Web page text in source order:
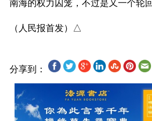
南海的权力囚笼，不过是又一个轮回
分享到：